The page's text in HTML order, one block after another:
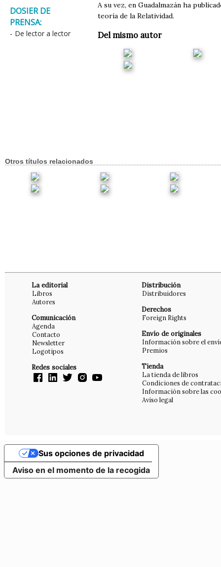
DOSIER DE
PRENSA:
- De lector a lector
A su vez, en Guadalmazán ha
teoría de la Relatividad.
Del mismo autor
Otros títulos relacionados
La editorial
Libros
Autores
Comunicación
Agenda
Contacto
Newsletter
Logotipos
Redes sociales
Distribución
Distribuidores
Derechos
Foreign Rights
Envío de originales
Información sobre el
Premios
Tienda
La tienda de libros
Condiciones de
Información sobre las
Aviso legal
Aviso en el momento de la recogida
Sus opciones de privacidad